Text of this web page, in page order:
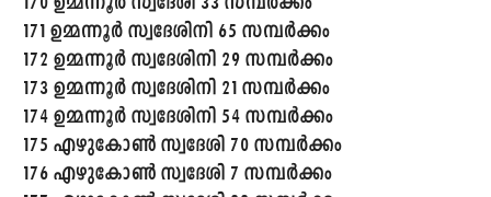
171 ഉമ്മന്നൂർ സ്വദേശിനി 65 സമ്പർക്കം
172 ഉമ്മന്നൂർ സ്വദേശിനി 29 സമ്പർക്കം
173 ഉമ്മന്നൂർ സ്വദേശിനി 21 സമ്പർക്കം
174 ഉമ്മന്നൂർ സ്വദേശിനി 54 സമ്പർക്കം
175 എഴുകോൺ സ്വദേശി 70 സമ്പർക്കം
176 എഴുകോൺ സ്വദേശി 7 സമ്പർക്കം